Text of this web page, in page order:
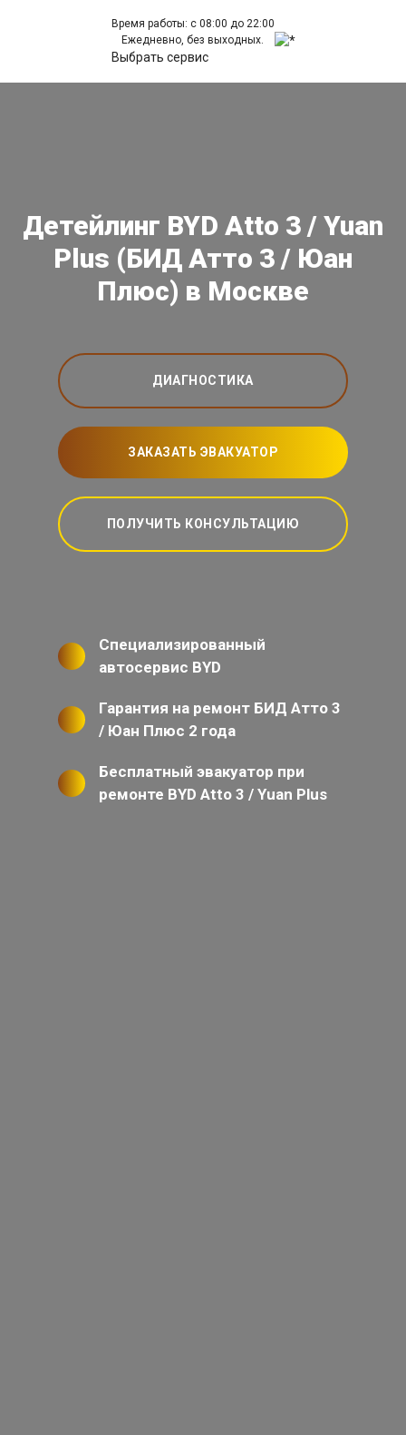
Время работы: с 08:00 до 22:00
Ежедневно, без выходных.
Выбрать сервис
Детейлинг BYD Atto 3 / Yuan
Plus (БИД Атто 3 / Юан
Плюс) в Москве
ДИАГНОСТИКА
ЗАКАЗАТЬ ЭВАКУАТОР
ПОЛУЧИТЬ КОНСУЛЬТАЦИЮ
Специализированный
автосервис BYD
Гарантия на ремонт БИД Атто 3
/ Юан Плюс 2 года
Бесплатный эвакуатор при
ремонте BYD Atto 3 / Yuan Plus